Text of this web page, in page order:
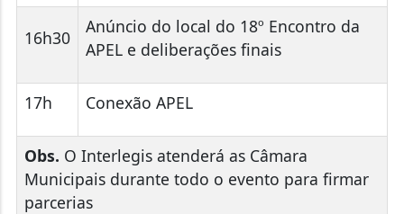
16h30
Anúncio do local do 18º Encontro da
APEL e deliberações finais
17h Conexão APEL
Obs. O Interlegis atenderá as Câmara
Municipais durante todo o evento para firmar
parcerias